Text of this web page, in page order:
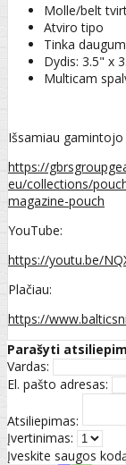
Molle/belt
Atviro tipo
Tinka
Dydis: 3.5" x
Multicam
Išsamiau gamintojo
https://
eu/collections/
magazine-pouch
YouTube:
https://youtu.be/
Plačiau:
https://
Parašyti
Vardas:
El. pašto adresas:
Atsiliepimas:
Įvertinimas:
Įveskite saugos